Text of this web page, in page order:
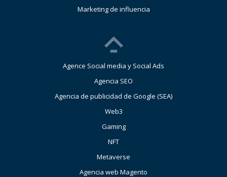
Marketing de influencia
Agence Social media y Social Ads
Agencia SEO
Agencia de publicidad de Google (SEA)
Web3
Gaming
NFT
Metaverse
Agencia web Magento